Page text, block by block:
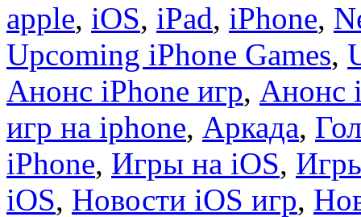
apple, iOS, iPad, iPhone,
Upcoming iPhone Games,
Анонс iPhone игр, Анонс
игр на iphone, Аркада,
iPhone, Игры на iOS,
iOS, Новости iOS игр,